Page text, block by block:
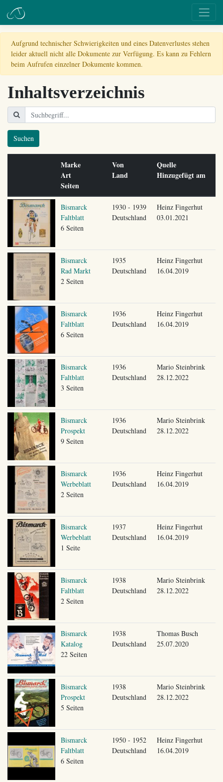
Aufgrund technischer Schwierigkeiten und eines Datenverlustes stehen
leider aktuell nicht alle Dokumente zur Verfügung. Es kann zu Fehlern
beim Aufrufen einzelner Dokumente kommen.
Inhaltsverzeichnis
Suchen
Marke
Art
Seiten
Von
Land
Quelle
Hinzugefügt am
Bismarck
Faltblatt
6 Seiten
1930 - 1939
Deutschland
Heinz Fingerhut
03.01.2021
Bismarck
Rad Markt
2 Seiten
1935
Deutschland
Heinz Fingerhut
16.04.2019
Bismarck
Faltblatt
6 Seiten
1936
Deutschland
Heinz Fingerhut
16.04.2019
Bismarck
Faltblatt
3 Seiten
1936
Deutschland
Mario Steinbrink
28.12.2022
Bismarck
Prospekt
9 Seiten
1936
Deutschland
Mario Steinbrink
28.12.2022
Bismarck
Werbeblatt
2 Seiten
1936
Deutschland
Heinz Fingerhut
16.04.2019
Bismarck
Werbeblatt
1 Seite
1937
Deutschland
Heinz Fingerhut
16.04.2019
Bismarck
Faltblatt
2 Seiten
1938
Deutschland
Mario Steinbrink
28.12.2022
Bismarck
Katalog
22 Seiten
1938
Deutschland
Thomas Busch
25.07.2020
Bismarck
Prospekt
5 Seiten
1938
Deutschland
Mario Steinbrink
28.12.2022
Bismarck
Faltblatt
6 Seiten
1950 - 1952
Deutschland
Heinz Fingerhut
16.04.2019